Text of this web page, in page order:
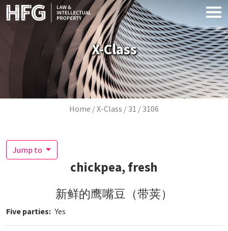
Skip to main content
X-Class
Breadcrumb
Home X-Class 31 3106
Jump to
chickpea, fresh
新鲜的鹰嘴豆（带荚）
Five parties Yes